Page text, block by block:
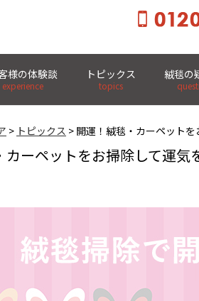
様の体験談
experience
トピックス
topics
絨毯の
で集荷・集配OK! 全国宅配クリーニング
> トピックス > 開運！絨毯・カーペット
カーペットをお掃除して運